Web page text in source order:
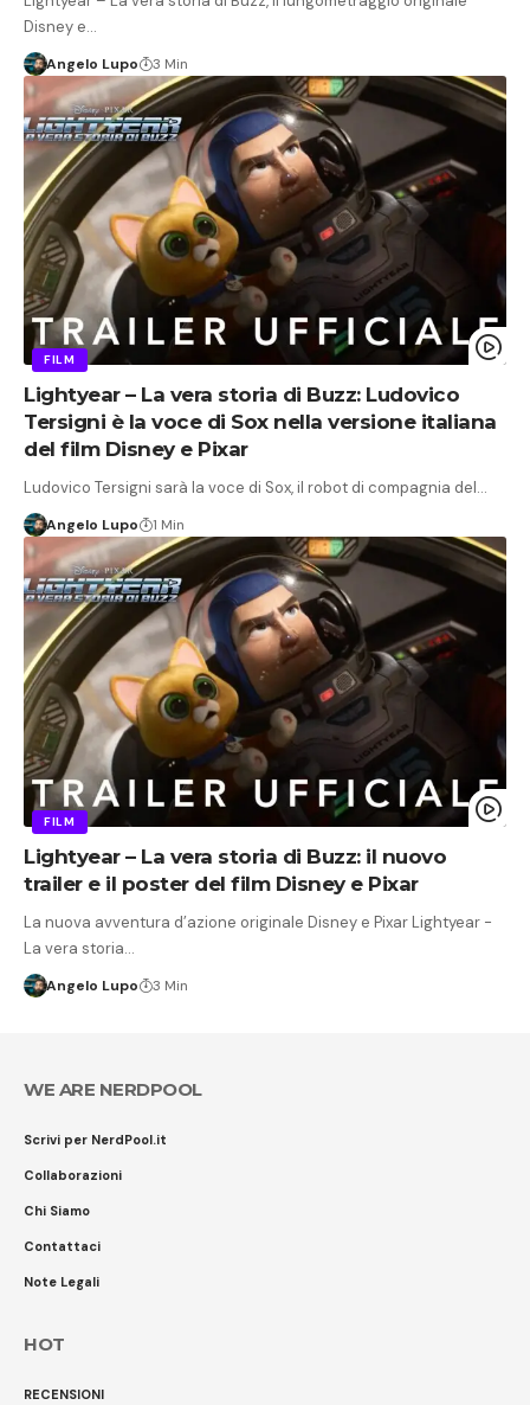
Disney e…
Angelo Lupo 3 Min
FILM
Lightyear – La vera storia di Buzz: Ludovico
Tersigni è la voce di Sox nella versione italiana
del film Disney e Pixar
Ludovico Tersigni sarà la voce di Sox, il robot di compagnia del…
Angelo Lupo 1 Min
FILM
Lightyear – La vera storia di Buzz: il nuovo
trailer e il poster del film Disney e Pixar
La nuova avventura d’azione originale Disney e Pixar Lightyear -
La vera storia…
Angelo Lupo 3 Min
WE ARE NERDPOOL
Scrivi per NerdPool.it
Collaborazioni
Chi Siamo
Contattaci
Note Legali
HOT
RECENSIONI